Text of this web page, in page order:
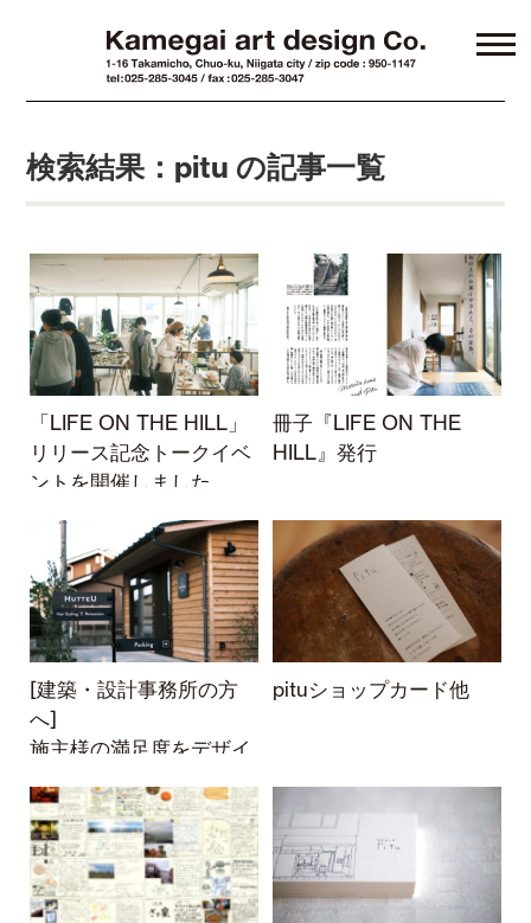
検索結果：pitu の記事一覧
「LIFE ON THE HILL」
リリース記念トークイベ
ントを開催しました
冊子『LIFE ON THE
HILL』発行
[建築・設計事務所の方
へ]
施主様の満足度をデザイ
pituショップカード他